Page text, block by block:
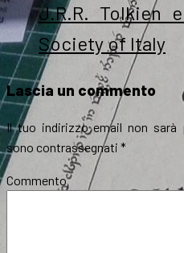
J.R.R. Tolkien
Society of Italy
Lascia un commento
Il tuo indirizzo email non sarà
sono contrassegnati *